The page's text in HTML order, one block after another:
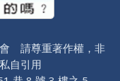
請尊重著作權，非
自引用